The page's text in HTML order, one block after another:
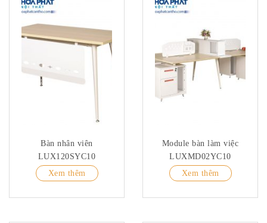
Bàn nhân viên
LUX120SYC10
Xem thêm
Module bàn làm việc
LUXMD02YC10
Xem thêm